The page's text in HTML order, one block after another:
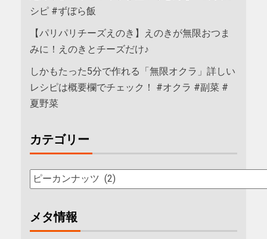
シピ #ずぼら飯
【パリパリチーズえのき】えのきが無限おつま
みに！えのきとチーズだけ♪
しかもたった5分で作れる「無限オクラ」詳しい
レシピは概要欄でチェック！ #オクラ #副菜 #
夏野菜
カテゴリー
メタ情報